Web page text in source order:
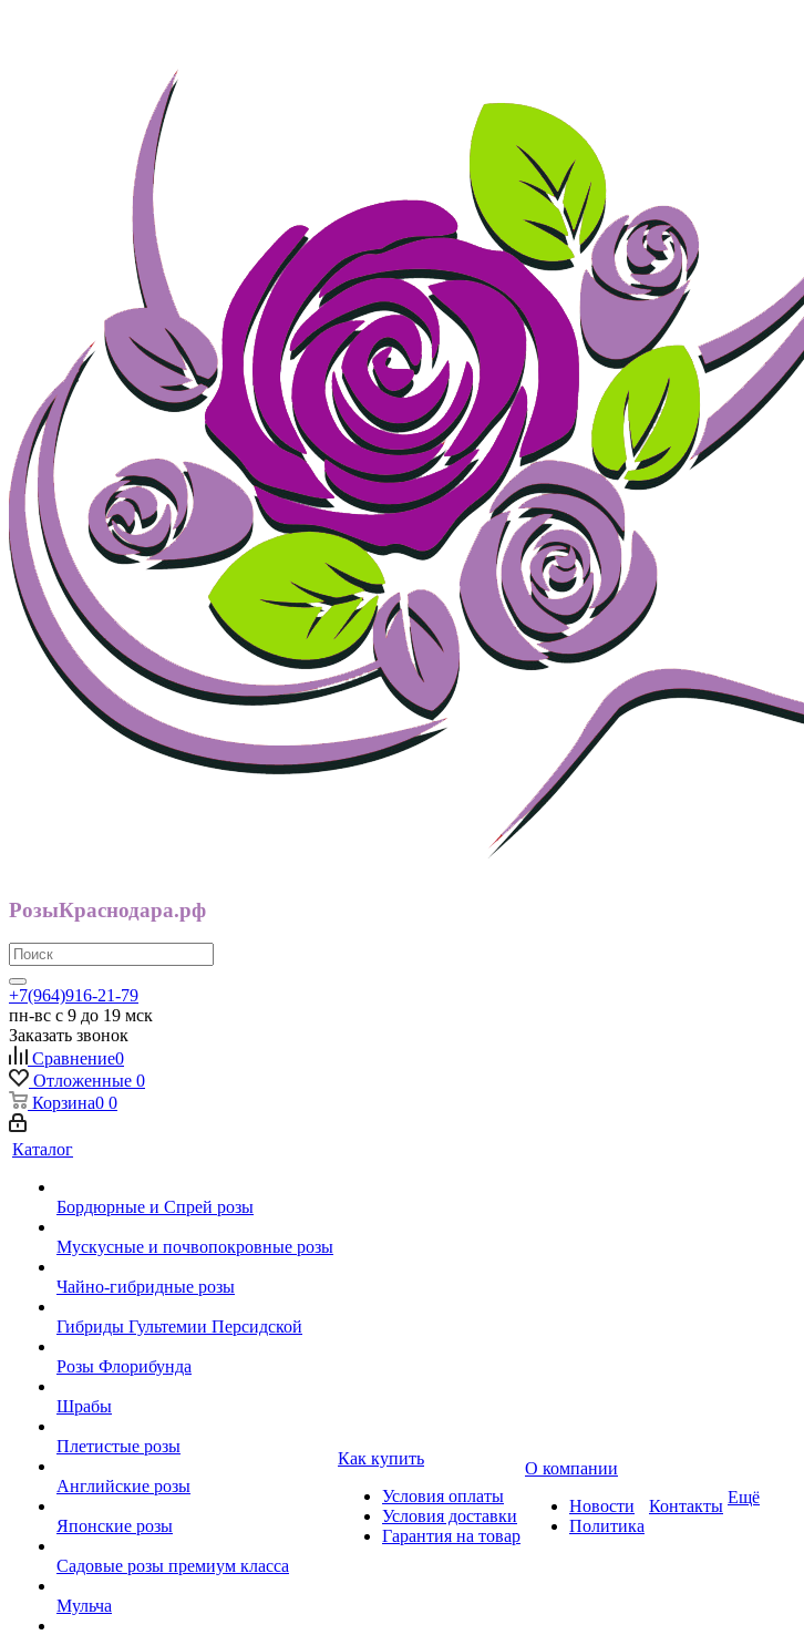
РозыКраснодара.рф
+7(964)916-21-79
пн-вс с 9 до 19 мск
Заказать звонок
Сравнение0
Отложенные 0
Корзина0 0
Каталог
Бордюрные и Спрей розы
Мускусные и почвопокровные розы
Чайно-гибридные розы
Гибриды Гультемии Персидской
Розы Флорибунда
Шрабы
Плетистые розы
Английские розы
Японские розы
Садовые розы премиум класса
Мульча
Как купить
Условия оплаты
Условия доставки
Гарантия на товар
О компании
Новости
Политика
Контакты Ещё